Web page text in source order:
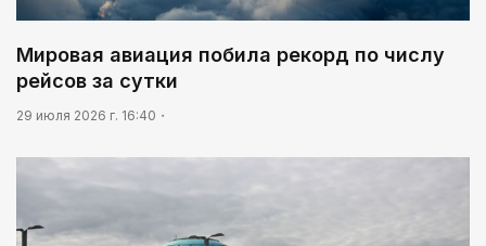
Мировая авиация побила рекорд по числу
рейсов за сутки
29 июля 2026 г. 16:40